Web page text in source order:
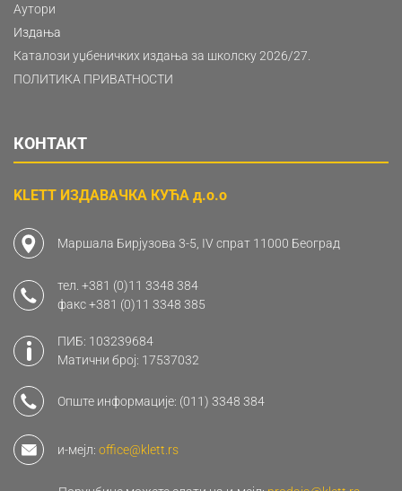
Аутори
Издања
Каталози уџбеничких издања за школску 2026/27.
ПОЛИТИКА ПРИВАТНОСТИ
КОНТАКТ
KLETT ИЗДАВАЧКА КУЋА д.о.о
Маршала Бирјузова 3-5, IV спрат 11000 Београд
тел. +381 (0)11 3348 384
факс+381 (0)11 3348 385
ПИБ: 103239684
Матични број: 17537032
Опште информације: (011) 3348 384
и-мејл: office@klett.rs